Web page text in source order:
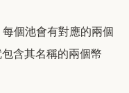
個池會有對應的兩個
含其名稱的兩個幣